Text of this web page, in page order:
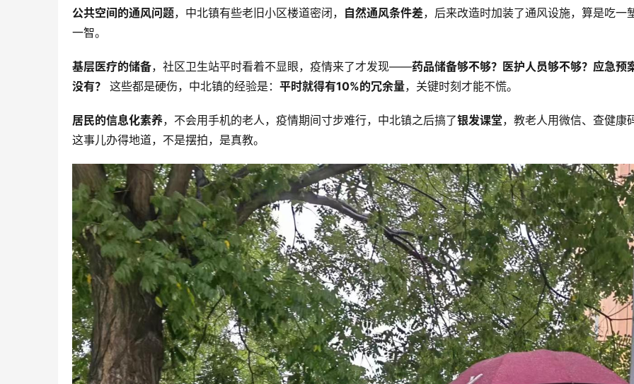
公共空间的通风问题，中北镇有些老旧小区楼道密闭， 自然通风条件差，后来改造时加装了通风设施，算是吃一
一智。
基层医疗的储备，社区卫生站平时看着不显眼，疫情来了才发现——药品储备够不够？医护人员够不够？应急预
没有？
这些都是硬伤，中北镇的经验是： 平时就得有10%的冗余量，关键时刻才能不慌。
居民的信息化素养，不会用手机的老人，疫情期间寸步难行，中北镇之后搞了银发课堂，教老人用微信、查健康
这事儿办得地道，不是摆拍，是真教。